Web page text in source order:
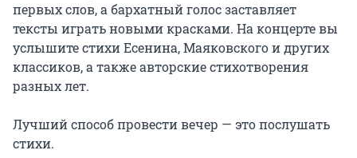
первых слов, а бархатный голос заставляет
тексты играть новыми красками. На концерте вы
услышите стихи Есенина, Маяковского и других
классиков, а также авторские стихотворения
разных лет.
Лучший способ провести вечер — это послушать
стихи.